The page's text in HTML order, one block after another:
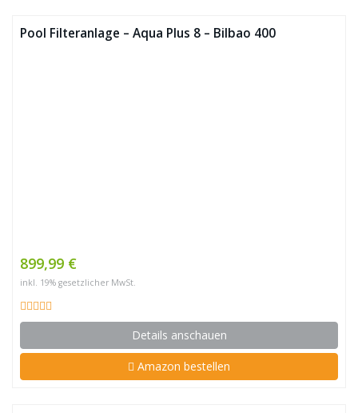
Pool Filteranlage – Aqua Plus 8 – Bilbao 400
899,99 €
inkl. 19% gesetzlicher MwSt.
Details anschauen
Amazon bestellen